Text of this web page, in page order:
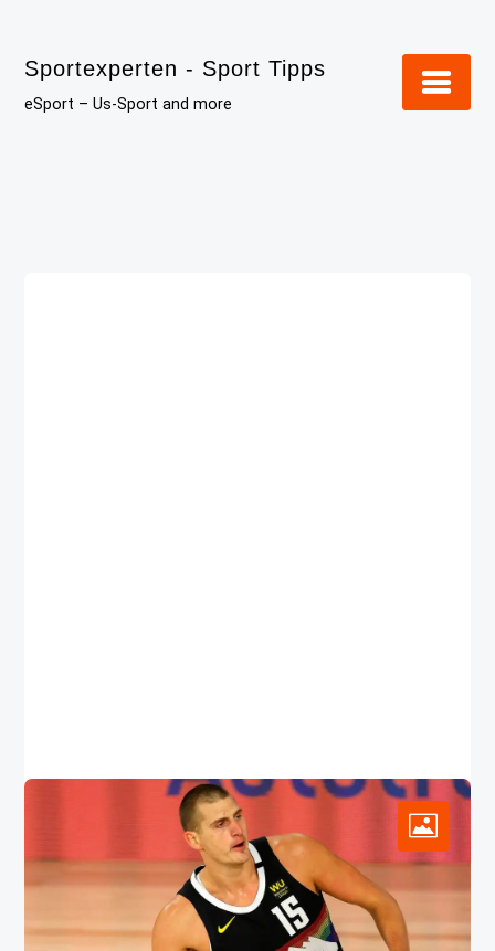
content
Sportexperten - Sport Tipps
eSport – Us-Sport and more